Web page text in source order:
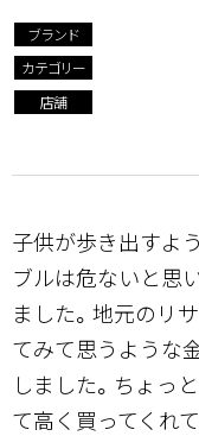
ブランド
カテゴリー
店舗
子供が歩き出すよ
ブルは危ないと思
ました。地元のリ
てみて思うような
しました。ちょっ
て高く買ってくれ